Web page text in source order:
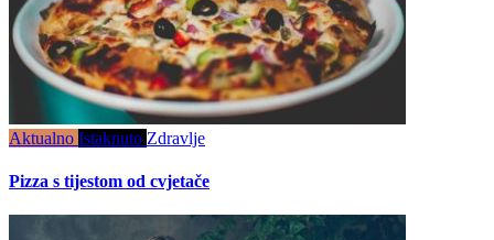
Aktualno Istaknuto Zdravlje
Pizza s tijestom od cvjetače